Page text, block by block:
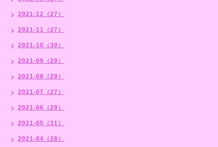
2021-12（27）
2021-11（27）
2021-10（30）
2021-09（29）
2021-08（29）
2021-07（27）
2021-06（29）
2021-05（31）
2021-04（28）